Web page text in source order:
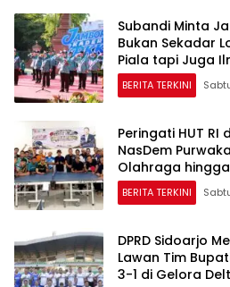
Subandi Minta
Bukan Sekadar
Piala tapi Juga
BERITA TERKINI
Peringati HUT RI
NasDem
Olahraga
BERITA TERKINI
DPRD Sidoarjo
Lawan Tim
3-1 di Gelora